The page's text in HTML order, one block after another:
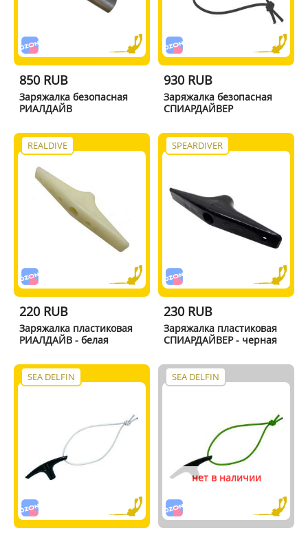
850 RUB
Заряжалка безопасная
РИАЛДАЙВ
930 RUB
Заряжалка безопасная
СПИАРДАЙВЕР
REALDIVE
220 RUB
Заряжалка пластиковая
РИАЛДАЙВ - белая
SPEARDIVER
230 RUB
Заряжалка пластиковая
СПИАРДАЙВЕР - черная
SEA DELFIN SEA DELFIN
нет в наличии